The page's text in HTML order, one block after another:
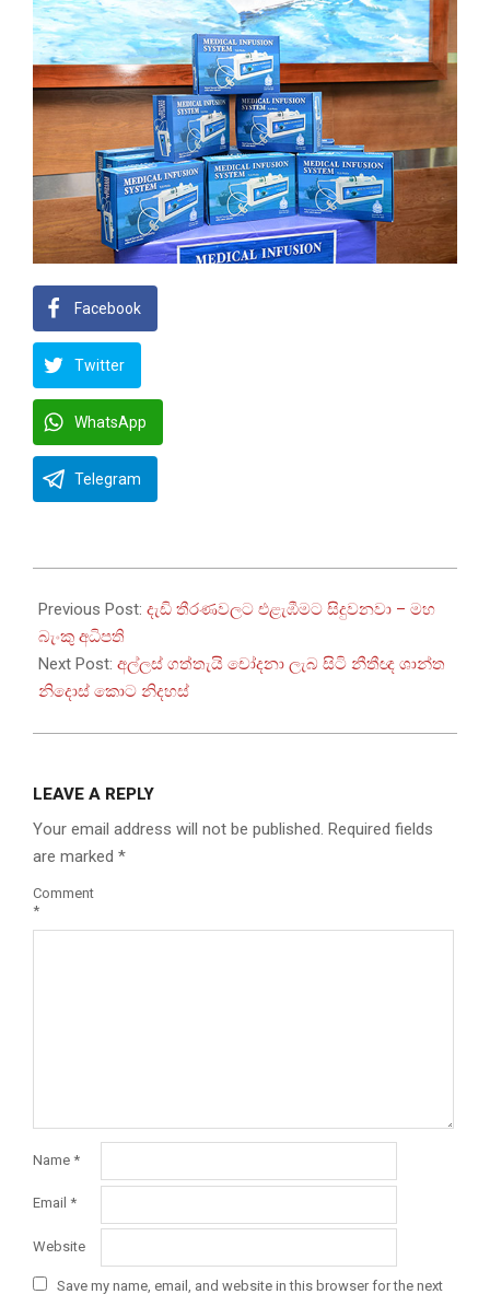
Facebook
Twitter
WhatsApp
Telegram
10-
20
Previous Post: දැඩි තීරණවලට එළැඹීමට සිදුවනවා – මහ
බැංකු අධිපති
Next Post: අල්ලස් ගත්තැයි චෝදනා ලැබ සිටි නීතීඥ ශාන්ත
නිදොස් කොට නිදහස්
LEAVE A REPLY
Your email address will not be published. Required fields
are marked *
Comment
*
Name *
Email *
Website
Save my name, email, and website in this browser for the next